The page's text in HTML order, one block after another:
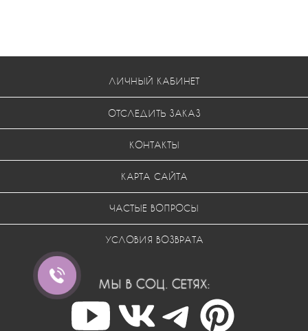
ЛИЧНЫЙ КАБИНЕТ
ОТСЛЕДИТЬ ЗАКАЗ
КОНТАКТЫ
КАРТА САЙТА
ЧАСТЫЕ ВОПРОСЫ
УСЛОВИЯ ВОЗВРАТА
МЫ В СОЦ. СЕТЯХ: